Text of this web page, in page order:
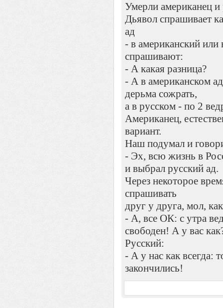
Умерли американец
Дьявол спрашивает
ад
- в американский или
спрашивают:
- А какая разница?
- А в американском
дерьма сожрать,
а в русском - по 2
Американец,
вариант.
Наш подумал и
- Эх, всю жизнь в
и выбрал русский ад.
Через некоторое
спрашивать
друг у друга, мол,
- А, все ОК: с утра
свободен! А у вас
Русский:
- А у нас как всегда:
закончились!